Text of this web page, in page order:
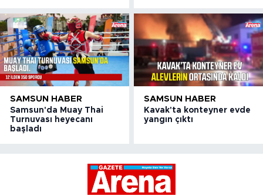
SAMSUN HABER
Samsun'da Muay Thai
Turnuvası heyecanı
başladı
SAMSUN HABER
Kavak'ta konteyner evde
yangın çıktı